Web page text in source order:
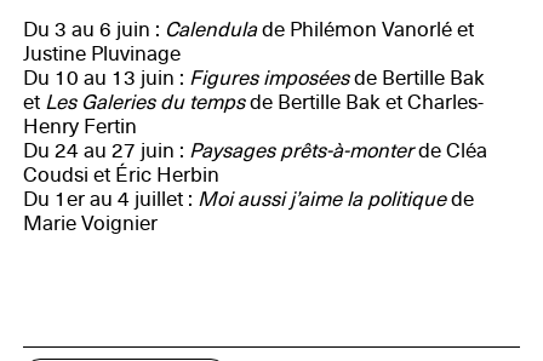
Du 3 au 6 juin : Calendulade Philémon Vanorlé et
Justine Pluvinage
Du 10 au 13 juin : Figures imposéesde Bertille Bak
et Les Galeries du tempsde Bertille Bak et Charles-
Henry Fertin
Du 24 au 27 juin : Paysages prêts-à-monterde Cléa
Coudsi et Éric Herbin
Du 1er au 4 juillet : Moi aussi j’aime la politiquede
Marie Voignier